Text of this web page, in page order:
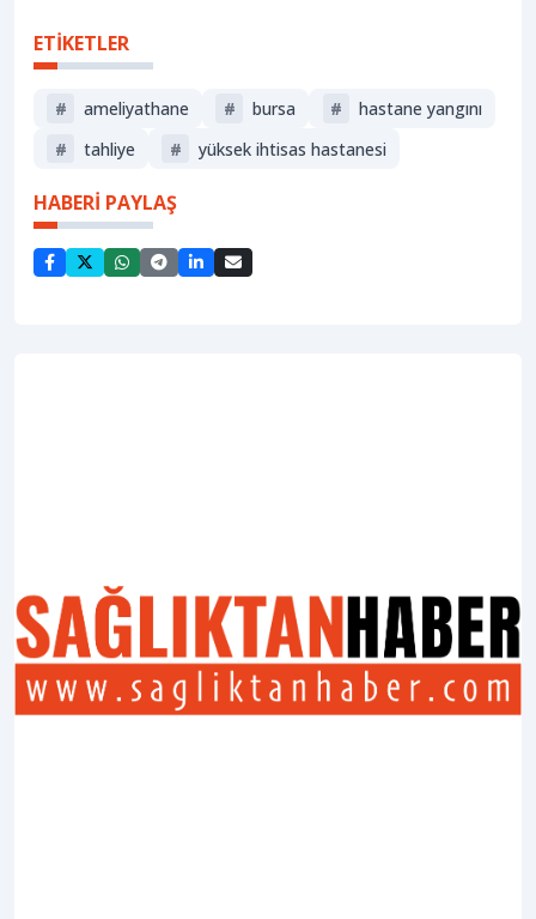
ETİKETLER
# ameliyathane # bursa #
hastane yangını
#
tahliye # yüksek ihtisas hastanesi
HABERİ PAYLAŞ